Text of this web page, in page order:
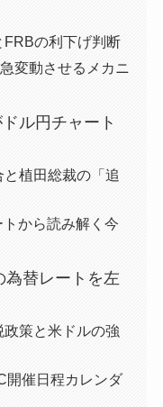
の利下げ判断
変動させるメカニ
ル円チャート
植田総裁の「追
から読み解く今
為替レートを左
政策と米ドルの強
開催日程カレンダ